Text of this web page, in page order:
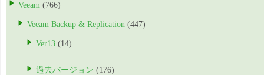
Veeam (766)
Veeam Backup & Replication (447)
Ver13 (14)
過去バージョン (176)